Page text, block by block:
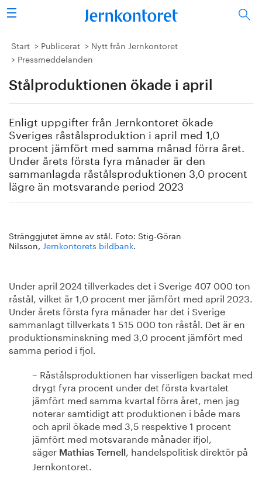
Sök
Stålindustrin
Forskning/utbildning
Energi/miljö
Vi tycker
Publicerat
Om oss
Start Publicerat
Nytt från Jernkontoret
Pressmeddelanden
Stålproduktionen ökade i april
Enligt uppgifter från Jernkontoret ökade
Sveriges råstålsproduktion i april med 1,0
procent jämfört med samma månad förra året.
Under årets första fyra månader är den
sammanlagda råstålsproduktionen 3,0 procent
lägre än motsvarande period 2023
Stränggjutet ämne av stål. Foto: Stig-Göran
Nilsson,Jernkontorets bildbank.
Under april 2024 tillverkades det i Sverige 407 000 ton
råstål, vilket är 1,0 procent mer jämfört med april 2023.
Under årets första fyra månader har det i Sverige
sammanlagt tillverkats 1 515 000 ton råstål. Det är en
produktionsminskning med 3,0 procent jämfört med
samma period i fjol.
– Råstålsproduktionen har visserligen backat med
drygt fyra procent under det första kvartalet
jämfört med samma kvartal förra året, men jag
noterar samtidigt att produktionen i både mars
och april ökade med 3,5 respektive 1 procent
jämfört med motsvarande månader ifjol,
säger Mathias Ternell
, handelspolitisk direktör på
Jernkontoret.